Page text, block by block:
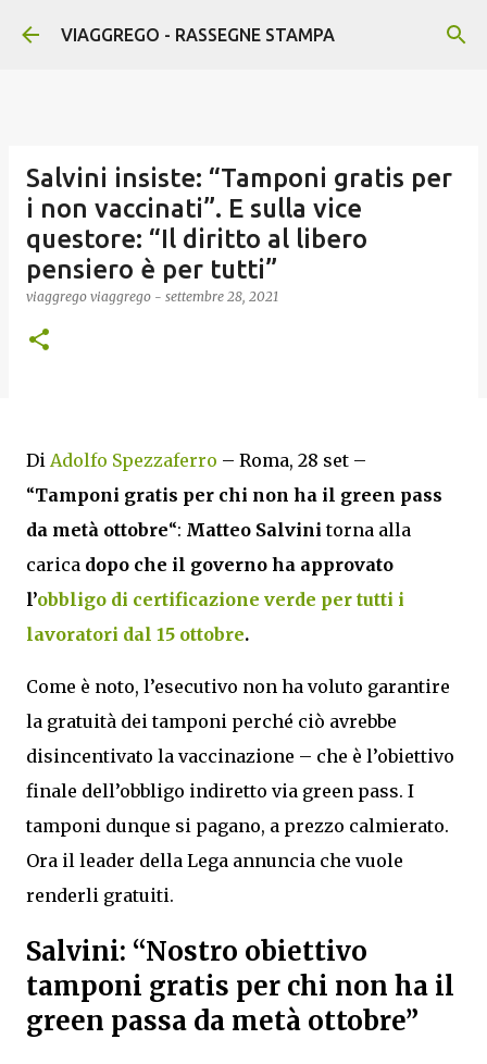
Passa ai contenuti principali
VIAGGREGO - RASSEGNE STAMPA
Salvini insiste: “Tamponi gratis per
i non vaccinati”. E sulla vice
questore: “Il diritto al libero
pensiero è per tutti”
viaggrego viaggrego - settembre 28, 2021
Di Adolfo Spezzaferro – Roma, 28 set –
“Tamponi gratis per chi non ha il green pass
da metà ottobre“: Matteo Salvini torna alla
carica dopo che il governo ha approvato
l’obbligo di certificazione verde per tutti i
lavoratori dal 15 ottobre.
Come è noto, l’esecutivo non ha voluto garantire
la gratuità dei tamponi perché ciò avrebbe
disincentivato la vaccinazione – che è l’obiettivo
finale dell’obbligo indiretto via green pass. I
tamponi dunque si pagano, a prezzo calmierato.
Ora il leader della Lega annuncia che vuole
renderli gratuiti.
Salvini: “Nostro obiettivo
tamponi gratis per chi non ha il
green passa da metà ottobre”